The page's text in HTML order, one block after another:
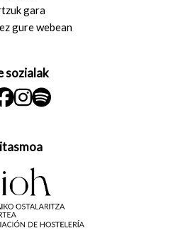
gara
gure webean
sozialak